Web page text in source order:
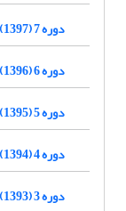
دوره 7 (1397)
دوره 6 (1396)
دوره 5 (1395)
دوره 4 (1394)
دوره 3 (1393)